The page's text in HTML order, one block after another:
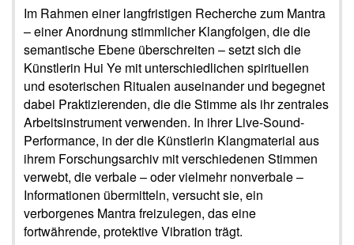
Im Rahmen einer langfristigen Recherche zum Mantra
– einer Anordnung stimmlicher Klangfolgen, die die
semantische Ebene überschreiten – setzt sich die
Künstlerin Hui Ye mit unterschiedlichen spirituellen
und esoterischen Ritualen auseinander und begegnet
dabei Praktizierenden, die die Stimme als ihr zentrales
Arbeitsinstrument verwenden. In ihrer Live-Sound-
Performance, in der die Künstlerin Klangmaterial aus
ihrem Forschungsarchiv mit verschiedenen Stimmen
verwebt, die verbale – oder vielmehr nonverbale –
Informationen übermitteln, versucht sie, ein
verborgenes Mantra freizulegen, das eine
fortwährende, protektive Vibration trägt.